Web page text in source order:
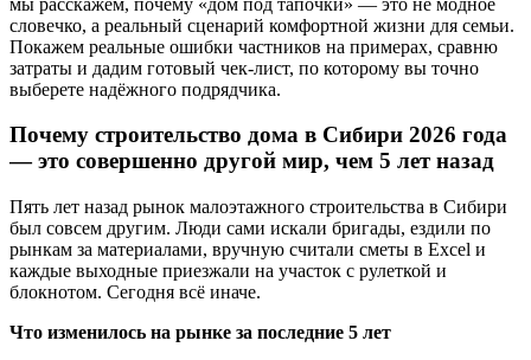
словечко, а реальный сценарий комфортной жизни для семьи.
Покажем реальные ошибки частников на примерах, сравню
затраты и дадим готовый чек-лист, по которому вы точно
выберете надёжного подрядчика.
Почему строительство дома в Сибири 2026 года
— это совершенно другой мир, чем 5 лет назад
Пять лет назад рынок малоэтажного строительства в Сибири
был совсем другим. Люди сами искали бригады, ездили по
рынкам за материалами, вручную считали сметы в Excel и
каждые выходные приезжали на участок с рулеткой и
блокнотом. Сегодня всё иначе.
Что изменилось на рынке за последние 5 лет